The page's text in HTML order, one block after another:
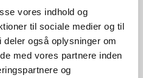
vores indhold og
til sociale medier og til
også oplysninger om
med vores partnere inden
og